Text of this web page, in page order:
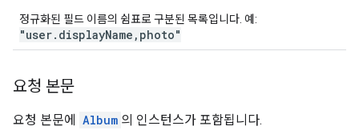
정규화된 필드 이름의 쉼표로 구분된 목록입니다. 예:
"user.displayName,photo"
요청 본문
요청 본문에 Album 의 인스턴스가 포함됩니다.